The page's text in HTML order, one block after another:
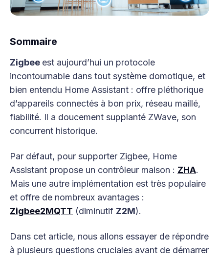
Sommaire
Zigbee est aujourd’hui un protocole
incontournable dans tout système domotique, et
bien entendu Home Assistant : offre pléthorique
d’appareils connectés à bon prix, réseau maillé,
fiabilité. Il a doucement supplanté ZWave, son
concurrent historique.
Par défaut, pour supporter Zigbee, Home
Assistant propose un contrôleur maison : ZHA.
Mais une autre implémentation est très populaire
et offre de nombreux avantages :
Zigbee2MQTT (diminutif Z2M).
Dans cet article, nous allons essayer de répondre
à plusieurs questions cruciales avant de démarrer